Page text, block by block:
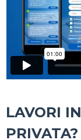
LAVORI
PRIVATA?